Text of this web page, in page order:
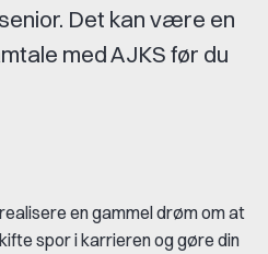
Det kan være en
med AJKS før du
en gammel drøm om at
spor i karrieren og gøre din